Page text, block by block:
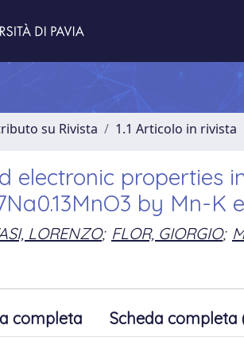
su Rivista 1.1 Articolo in rivista
electronic properties
by Mn-K
LORENZO; FLOR, GIORGIO;
completa Scheda completa